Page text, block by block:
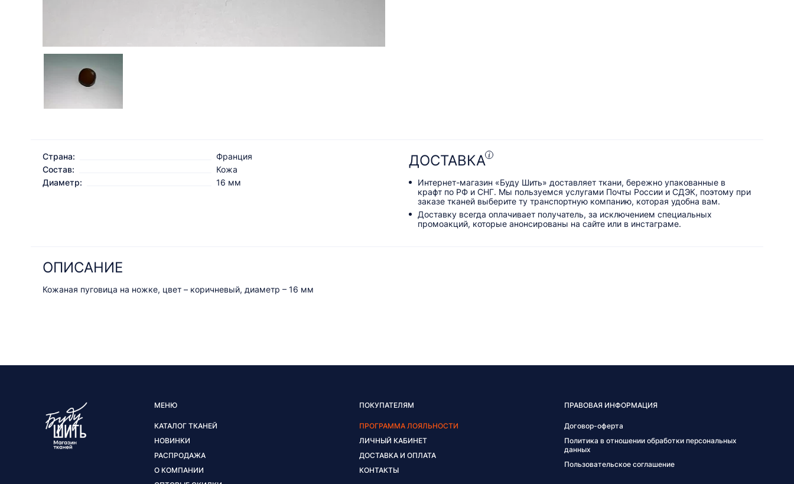
Страна:
Франция
Состав:
Кожа
Диаметр:
16 мм
ДОСТАВКА
Интернет-магазин «Буду Шить» доставляет ткани, бережно упакованные в
крафт по РФ и СНГ. Мы пользуемся услугами Почты России и СДЭК, поэтому при
заказе тканей выберите ту транспортную компанию, которая удобна вам.
Доставку всегда оплачивает получатель, за исключением специальных
промоакций, которые анонсированы на сайте или в инстаграме.
ОПИСАНИЕ
Кожаная пуговица на ножке, цвет – коричневый, диаметр – 16 мм
МЕНЮ
КАТАЛОГ ТКАНЕЙ
НОВИНКИ
РАСПРОДАЖА
О КОМПАНИИ
ПОКУПАТЕЛЯМ
ПРОГРАММА ЛОЯЛЬНОСТИ
ЛИЧНЫЙ КАБИНЕТ
ДОСТАВКА И ОПЛАТА
КОНТАКТЫ
ПРАВОВАЯ ИНФОРМАЦИЯ
Договор-оферта
Политика в отношении обработки персональных
данных
Пользовательское соглашение